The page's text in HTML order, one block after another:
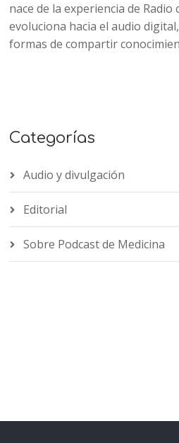
nace de la experiencia de Radio
evoluciona hacia el audio
formas de compartir
Categorías
Audio y divulgación
Editorial
Sobre Podcast de Medicina